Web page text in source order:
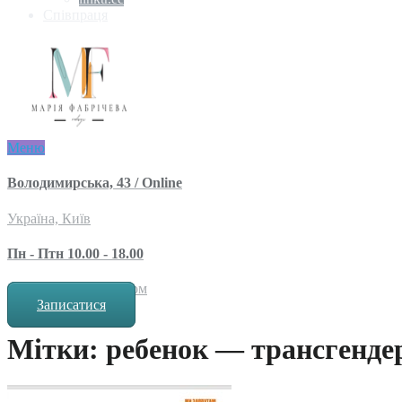
Меню
Володимирська, 43 / Online
Україна, Київ
Пн - Птн 10.00 - 18.00
за попереднім записом
Записатися
Мітки: ребенок —